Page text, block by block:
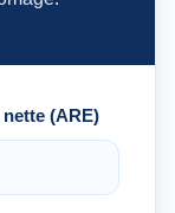
(ARE)